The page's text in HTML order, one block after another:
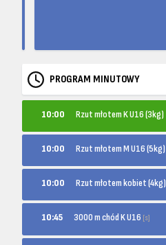
PROGRAM MINUTOWY
10:00 Rzut młotem K U16 (3kg)
10:00 Rzut młotem M U16 (5kg)
10:00 Rzut młotem kobiet (4kg)
10:45 3000 m chód K U16 [s]